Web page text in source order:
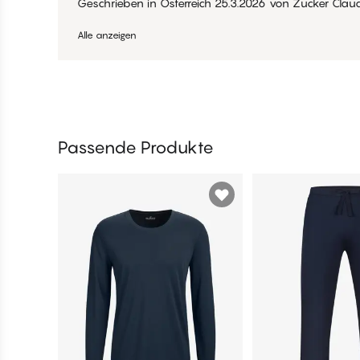
Geschrieben in Österreich 25.3.2026 von Zucker
Alle anzeigen
Passende Produkte